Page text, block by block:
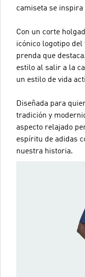
camiseta se
Con un corte
icónico logotipo del
prenda que
estilo al salir a la
un estilo de vida
Diseñada para
tradición y
aspecto relajado
espíritu de adidas
nuestra historia.